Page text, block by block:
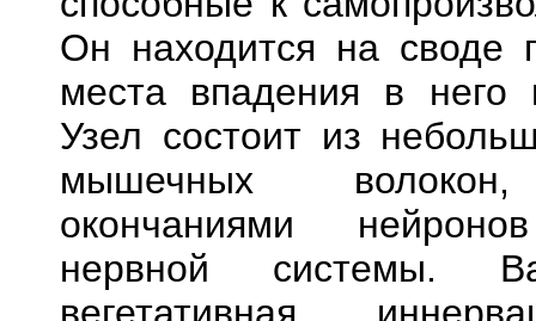
Он находится на своде
места впадения в него
Узел состоит из
мышечных волокон,
окончаниями
нервной системы.